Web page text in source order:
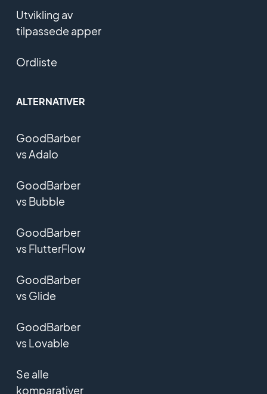
Utvikling av
tilpassede apper
Ordliste
ALTERNATIVER
GoodBarber
vs Adalo
GoodBarber
vs Bubble
GoodBarber
vs FlutterFlow
GoodBarber
vs Glide
GoodBarber
vs Lovable
Se alle
komparativer